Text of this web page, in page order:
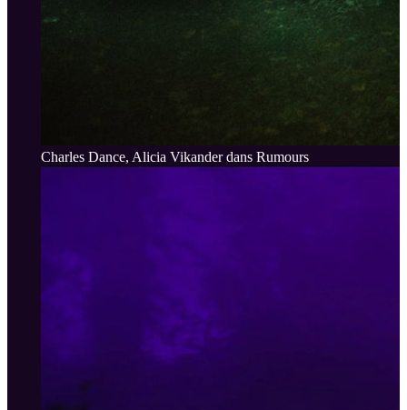
Charles Dance, Alicia Vikander dans Rumours